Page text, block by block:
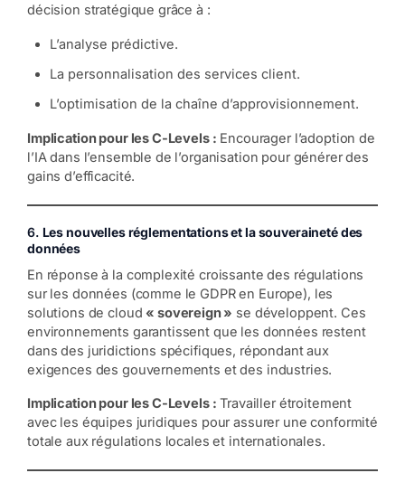
décision stratégique grâce à :
L’analyse prédictive.
La personnalisation des services client.
L’optimisation de la chaîne d’approvisionnement.
Implication pour les C-Levels : Encourager l’adoption de
l’IA dans l’ensemble de l’organisation pour générer des
gains d’efficacité.
6. Les nouvelles réglementations et la souveraineté des
données
En réponse à la complexité croissante des régulations
sur les données (comme le GDPR en Europe), les
solutions de cloud« sovereign » se développent. Ces
environnements garantissent que les données restent
dans des juridictions spécifiques, répondant aux
exigences des gouvernements et des industries.
Implication pour les C-Levels : Travailler étroitement
avec les équipes juridiques pour assurer une conformité
totale aux régulations locales et internationales.